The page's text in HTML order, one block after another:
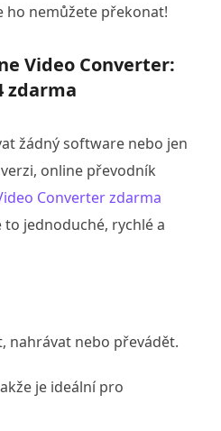
ho nemůžete překonat!
Video Converter:
zdarma
žádný software nebo jen
online převodník
Converter zdarma
to jednoduché, rychlé a
nahrávat nebo převádět.
je ideální pro